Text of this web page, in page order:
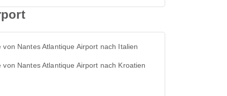
von Nantes Atlantique Airport nach Italien
von Nantes Atlantique Airport nach Kroatien